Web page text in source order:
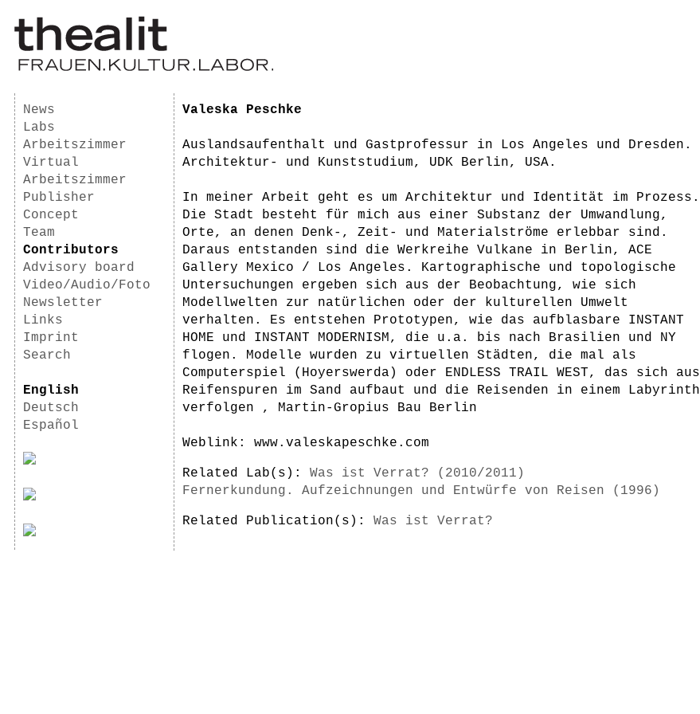
News
Labs
Arbeitszimmer
Virtual
Arbeitszimmer
Publisher
Concept
Team
Contributors
Advisory board
Video/Audio/Foto
Newsletter
Links
Imprint
Search
English
Deutsch
Español
Valeska Peschke
Auslandsaufenthalt und Gastprofessur in Los Angeles und Dresden.
Architektur- und Kunststudium, UDK Berlin, USA.
In meiner Arbeit geht es um Architektur und Identität im Prozess.
Die Stadt besteht für mich aus einer Substanz der Umwandlung,
Orte, an denen Denk-, Zeit- und Materialströme erlebbar sind.
Daraus entstanden sind die Werkreihe Vulkane in Berlin, ACE
Gallery Mexico / Los Angeles. Kartographische und topologische
Untersuchungen ergeben sich aus der Beobachtung, wie sich
Modellwelten zur natürlichen oder der kulturellen Umwelt
verhalten. Es entstehen Prototypen, wie das aufblasbare INSTANT
HOME und INSTANT MODERNISM, die u.a. bis nach Brasilien und NY
flogen. Modelle wurden zu virtuellen Städten, die mal als
Computerspiel (Hoyerswerda) oder ENDLESS TRAIL WEST, das sich aus
Reifenspuren im Sand aufbaut und die Reisenden in einem Labyrinth
verfolgen , Martin-Gropius Bau Berlin
Weblink: www.valeskapeschke.com
Related Lab(s): Was ist Verrat? (2010/2011)
Fernerkundung. Aufzeichnungen und Entwürfe von Reisen (1996)
Related Publication(s): Was ist Verrat?